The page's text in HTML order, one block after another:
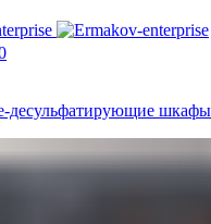
десульфатирующие